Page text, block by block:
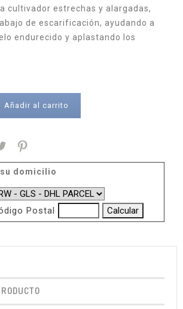
cultivador estrechas y alargadas,
de escarificación, ayudando a
endurecido y aplastando los
Añadir al carrito
domicilio
Postal